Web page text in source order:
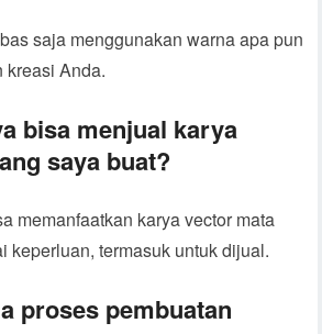
saja menggunakan warna apa pun
kreasi Anda.
bisa menjual karya
saya buat?
memanfaatkan karya vector mata
keperluan, termasuk untuk dijual.
proses pembuatan